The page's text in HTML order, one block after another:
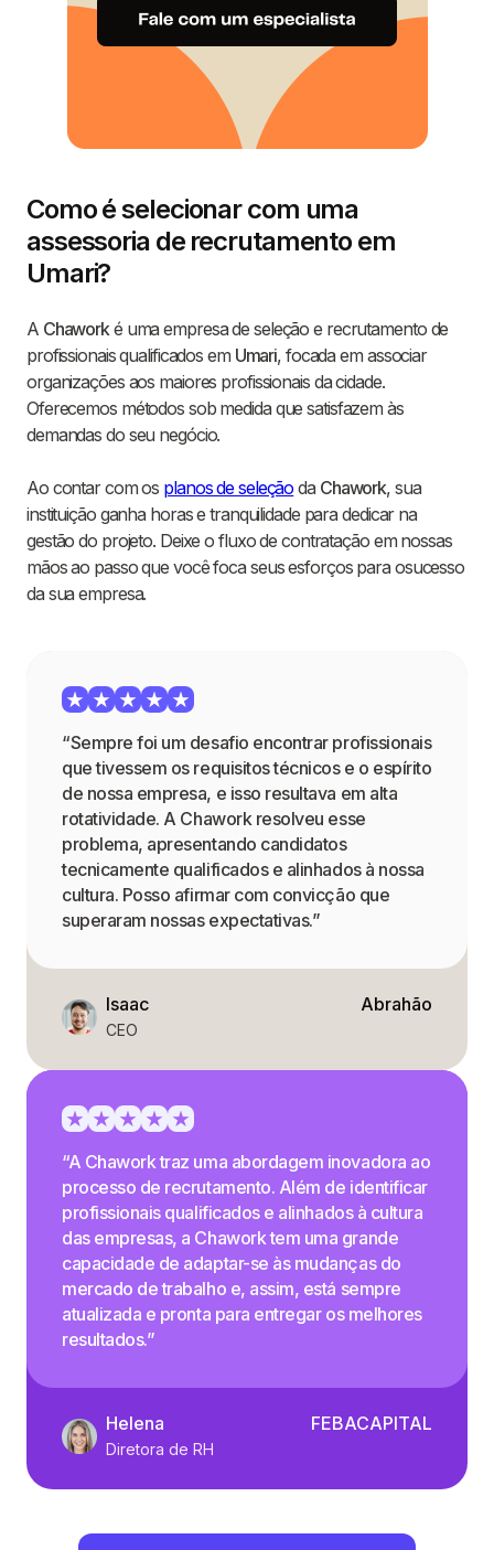
Como é selecionar com uma
assessoria de recrutamento em
Umari?
A Chaworké uma empresa de seleção e recrutamento de
profissionais qualificados em Umari, focada em associar
organizações aos maiores profissionais da cidade.
Oferecemos métodos sob medida que satisfazem às
demandas do seu negócio.
Ao contar com os planos de seleção da Chawork, sua
instituição ganha horas e tranquilidade para dedicar na
gestão do projeto. Deixe o fluxo de contratação em nossas
mãos ao passo que você foca seus esforços para osucesso
da sua empresa.
“Sempre foi um desafio encontrar profissionais
que tivessem os requisitos técnicos e o espírito
de nossa empresa, e isso resultava em alta
rotatividade. A Chawork resolveu esse
problema, apresentando candidatos
tecnicamente qualificados e alinhados à nossa
cultura. Posso afirmar com convicção que
superaram nossas expectativas.”
Isaac
CEO
Abrahão
“A Chawork traz uma abordagem inovadora ao
processo de recrutamento. Além de identificar
profissionais qualificados e alinhados à cultura
das empresas, a Chawork tem uma grande
capacidade de adaptar-se às mudanças do
mercado de trabalho e, assim, está sempre
atualizada e pronta para entregar os melhores
resultados.”
Helena
Diretora de RH
FEBACAPITAL